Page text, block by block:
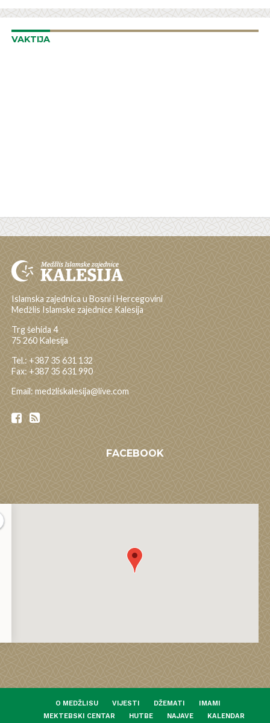
VAKTIJA
Islamska zajednica u Bosni i Hercegovini
Medžlis Islamske zajednice Kalesija
Trg šehida 4
75 260 Kalesija
Tel.: +387 35 631 132
Fax: +387 35 631 990
Email: medzliskalesija@live.com
FACEBOOK
O MEDŽLISU VIJESTI DŽEMATI
IMAMI
MEKTEBSKI CENTAR
HUTBE NAJAVE KALENDAR